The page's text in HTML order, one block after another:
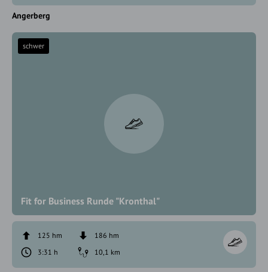
Angerberg
Fit for Business Runde "Kronthal"
schwer
125 hm
186 hm
3:31 h
10,1 km